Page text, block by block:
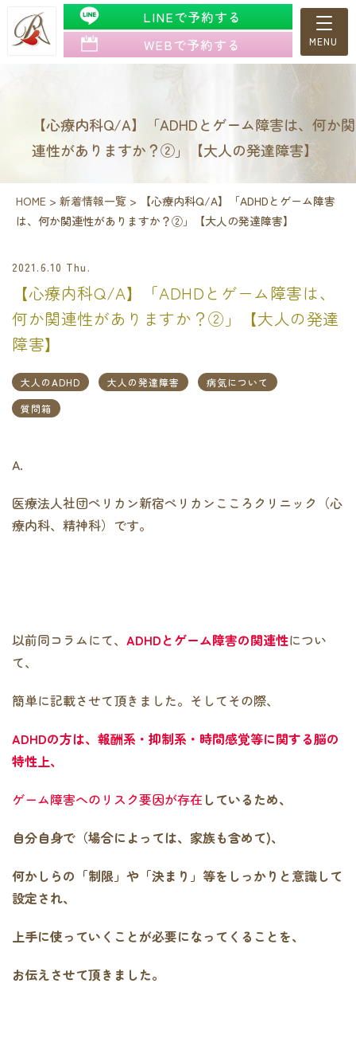
LINEで予約する
WEBで予約する
【心療内科Q/A】「ADHDとゲーム障害は、何か関
連性がありますか？②」【大人の発達障害】
HOME > 新着情報一覧 >
【心療内科Q/A】「ADHDとゲーム障害
は、何か関連性がありますか？②」【大人の発達障害】
2021.6.10 Thu.
【心療内科Q/A】「ADHDとゲーム障害は、
何か関連性がありますか？②」【大人の発達
障害】
大人のADHD 大人の発達障害
病気について
質問箱
A.
医療法人社団ペリカン新宿ペリカンこころクリニック（心
療内科、精神科）です。
以前同コラムにて、 ADHDとゲーム障害の関連性につい
て、
簡単に記載させて頂きました。そしてその際、
ADHDの方は、報酬系・抑制系・時間感覚等に関する脳の
特性上、
ゲーム障害へのリスク要因が存在 しているため、
自分自身で（場合によっては、家族も含めて)、
何かしらの「制限」や「決まり」等をしっかりと意識して
設定され、
上手に使っていくことが必要になってくることを、
お伝えさせて頂きました。